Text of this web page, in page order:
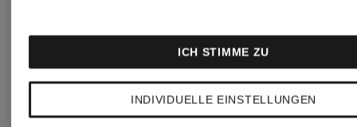
Studios
KARO
KAUER
INDIVIDUELLE EINSTELLUNGEN
ICH STIMME ZU